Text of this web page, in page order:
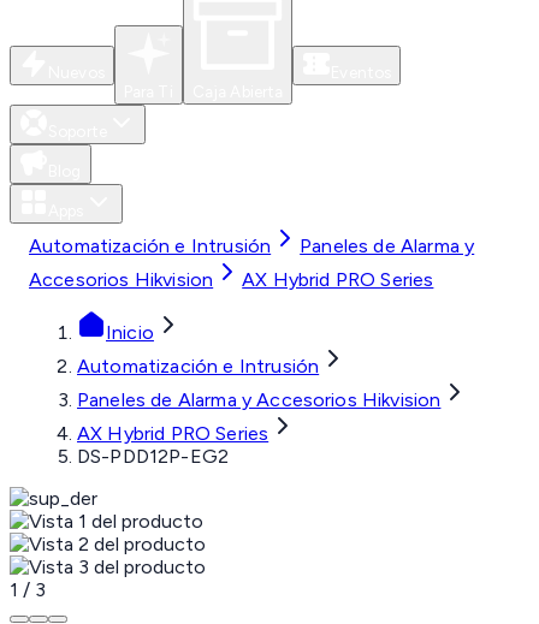
Automatización e Intrusión
Paneles de Alarma y
Accesorios Hikvision
AX Hybrid PRO Series
Inicio
Automatización e Intrusión
Paneles de Alarma y Accesorios Hikvision
AX Hybrid PRO Series
DS-PDD12P-EG2
1 / 3